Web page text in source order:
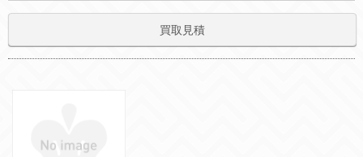
買取見積